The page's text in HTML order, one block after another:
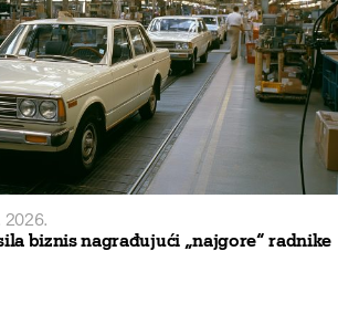
2026.
biznis nagrađujući „najgore“ radnike